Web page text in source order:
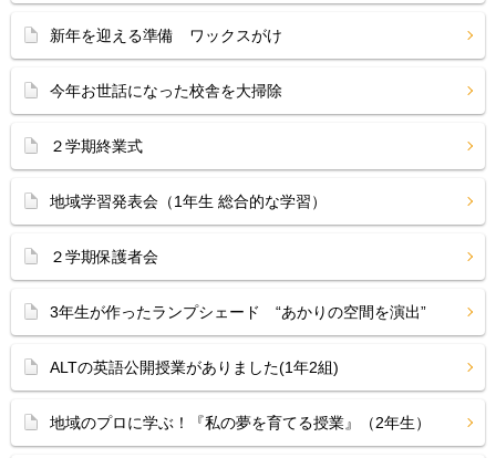
新年を迎える準備 ワックスがけ
今年お世話になった校舎を大掃除
２学期終業式
地域学習発表会（1年生 総合的な学習）
２学期保護者会
3年生が作ったランプシェード “あかりの空間を演出”
ALTの英語公開授業がありました(1年2組)
地域のプロに学ぶ！『私の夢を育てる授業』（2年生）